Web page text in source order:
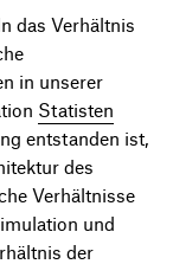
das Verhältnis
in unserer
Statisten
entstanden ist,
des
Verhältnisse
und
der